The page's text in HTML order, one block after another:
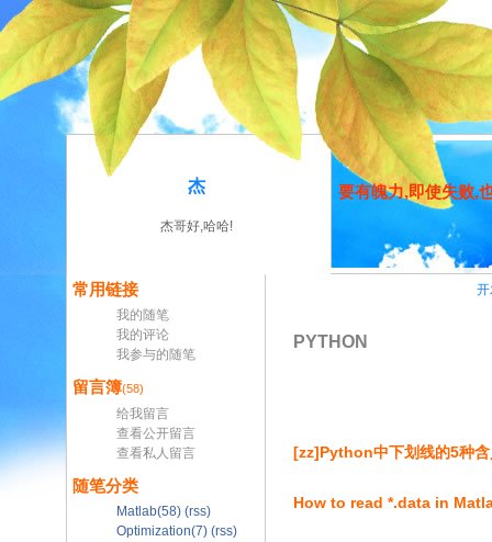
杰
杰哥好,哈哈!
要有魄力,即使失败,
常用链接
我的随笔
我的评论
我参与的随笔
留言簿(58)
给我留言
查看公开留言
查看私人留言
随笔分类
Matlab(58) (rss)
Optimization(7) (rss)
PYTHON
[zz]Python中下划线的5种含
How to read *.data in